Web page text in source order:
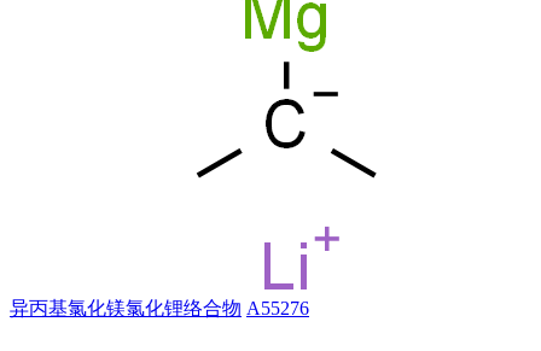
异丙基氯化镁氯化锂络合物 A55276